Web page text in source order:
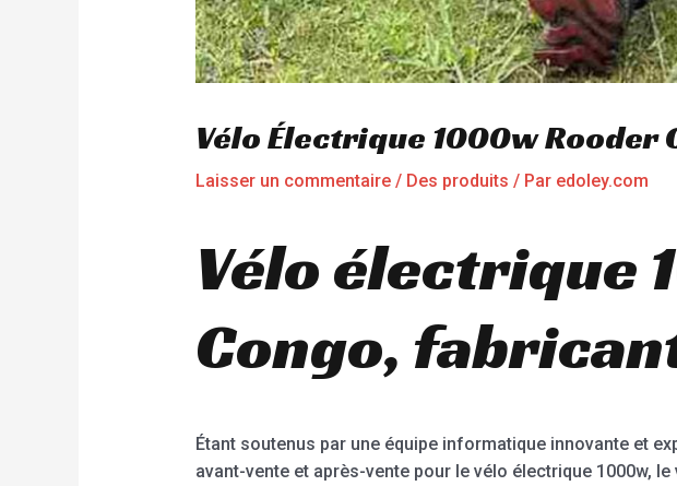
Vélo Électrique 1000w Rooder
Laisser un commentaire / Des produits / Par edoley.com
Vélo électrique
Congo,
Étant soutenus par une équipe informatique innovante et
avant-vente et après-vente pour le vélo électrique 1000w,